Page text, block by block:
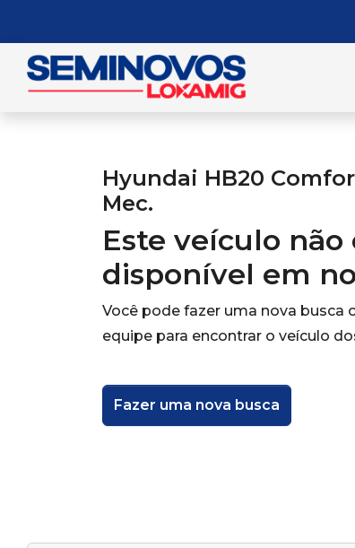
Hyundai HB20
Mec.
Este veículo não
disponível em
Você pode fazer uma nova
equipe para encontrar o veículo
Fazer uma nova busca